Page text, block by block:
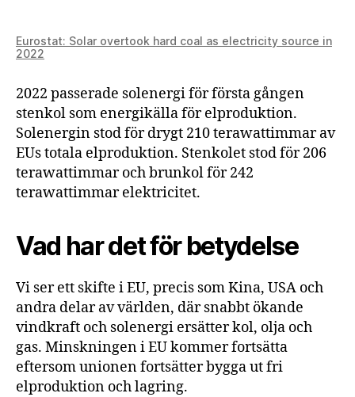
Eurostat: Solar overtook hard coal as electricity source in
2022
2022 passerade solenergi för första gången
stenkol som energikälla för elproduktion.
Solenergin stod för drygt 210 terawattimmar av
EUs totala elproduktion. Stenkolet stod för 206
terawattimmar och brunkol för 242
terawattimmar elektricitet.
Vad har det för betydelse
Vi ser ett skifte i EU, precis som Kina, USA och
andra delar av världen, där snabbt ökande
vindkraft och solenergi ersätter kol, olja och
gas. Minskningen i EU kommer fortsätta
eftersom unionen fortsätter bygga ut fri
elproduktion och lagring.